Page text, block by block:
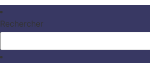
Rechercher